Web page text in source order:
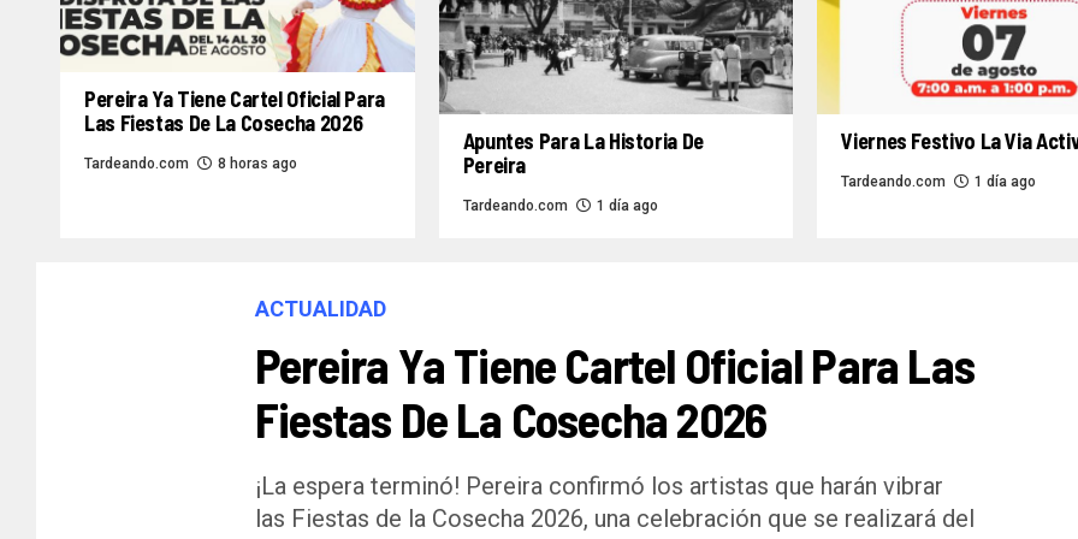
Pereira Ya Tiene Cartel Oficial Para
Las Fiestas De La Cosecha 2026
Tardeando.com 8 horas ago
Apuntes Para La Historia De
Pereira
Tardeando.com 1 día ago
Viernes Festivo La Via
Tardeando.com 1 día ago
ACTUALIDAD
Pereira Ya Tiene Cartel Oficial Para Las
Fiestas De La Cosecha 2026
¡La espera terminó! Pereira confirmó los artistas que harán vibrar
las Fiestas de la Cosecha 2026, una celebración que se realizará del